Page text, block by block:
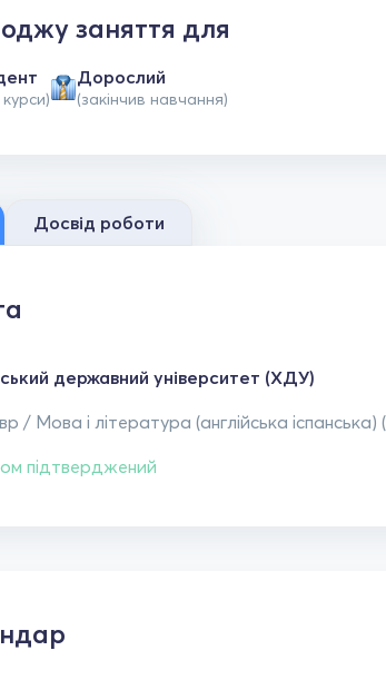
заняття для
Дорослий
(закінчив навчання)
Досвід роботи
державний університет (ХДУ)
/ Мова і література (англійська іспанська)
підтверджений